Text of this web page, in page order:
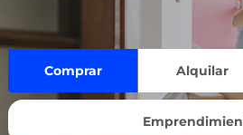
Comprar Alquilar